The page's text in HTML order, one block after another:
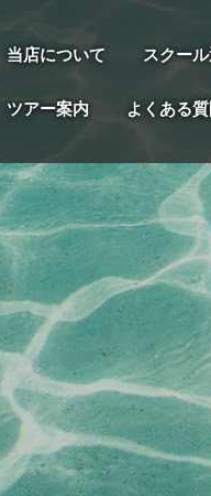
当店について スクー
ツアー案内 よくある質